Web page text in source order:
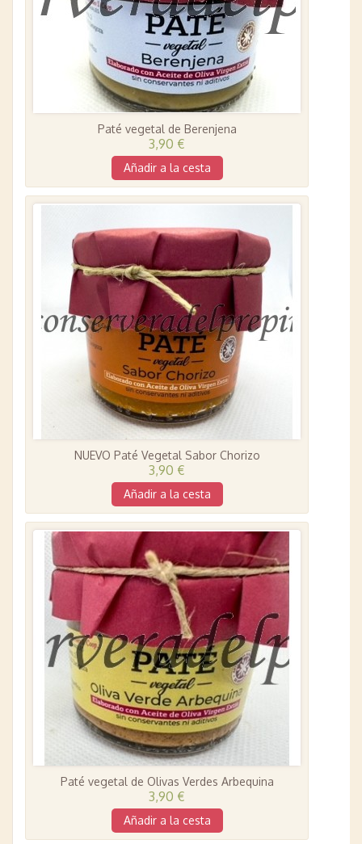
Paté vegetal de Berenjena
3,90 €
Añadir a la cesta
NUEVO Paté Vegetal Sabor Chorizo
3,90 €
Añadir a la cesta
Paté vegetal de Olivas Verdes Arbequina
3,90 €
Añadir a la cesta